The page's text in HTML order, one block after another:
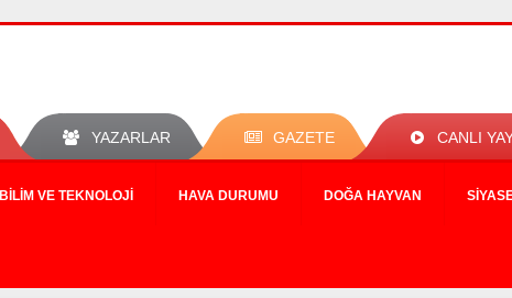
YAZARLAR GAZETE CANLI
BILIM VE TEKNOLOJI HAVA DURUMU DOĞA HAYVAN